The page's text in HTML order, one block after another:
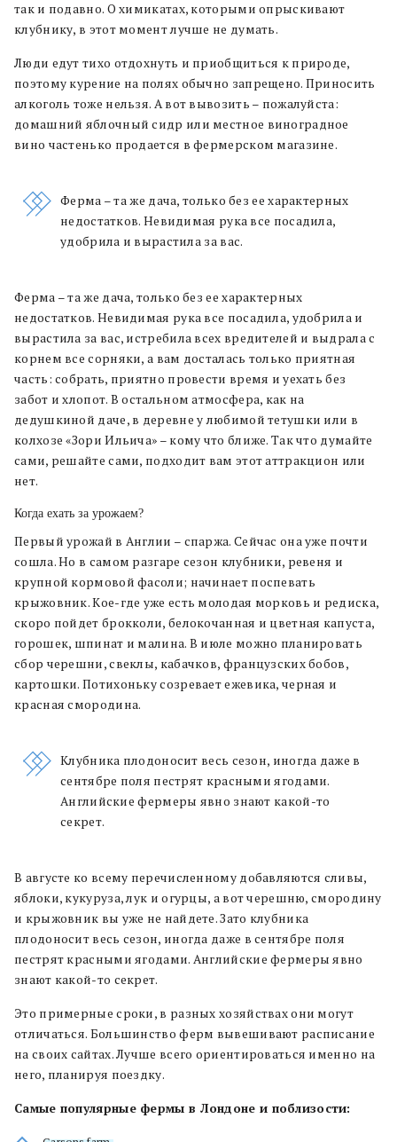
так и подавно. О химикатах, которыми опрыскивают
клубнику, в этот момент лучше не думать.
Люди едут тихо отдохнуть и приобщиться к природе,
поэтому курение на полях обычно запрещено. Приносить
алкоголь тоже нельзя. А вот вывозить – пожалуйста:
домашний яблочный сидр или местное виноградное
вино частенько продается в фермерском магазине.
Ферма – та же дача, только без ее характерных
недостатков. Невидимая рука все посадила,
удобрила и вырастила за вас.
Ферма – та же дача, только без ее характерных
недостатков. Невидимая рука все посадила, удобрила и
вырастила за вас, истребила всех вредителей и выдрала с
корнем все сорняки, а вам досталась только приятная
часть: собрать, приятно провести время и уехать без
забот и хлопот. В остальном атмосфера, как на
дедушкиной даче, в деревне у любимой тетушки или в
колхозе «Зори Ильича» – кому что ближе. Так что думайте
сами, решайте сами, подходит вам этот аттракцион или
нет.
Когда ехать за урожаем?
Первый урожай в Англии – спаржа. Сейчас она уже почти
сошла. Но в самом разгаре сезон клубники, ревеня и
крупной кормовой фасоли; начинает поспевать
крыжовник. Кое-где уже есть молодая морковь и редиска,
скоро пойдет брокколи, белокочанная и цветная капуста,
горошек, шпинат и малина. В июле можно планировать
сбор черешни, свеклы, кабачков, французских бобов,
картошки. Потихоньку созревает ежевика, черная и
красная смородина.
Клубника плодоносит весь сезон, иногда даже в
сентябре поля пестрят красными ягодами.
Английские фермеры явно знают какой-то
секрет.
В августе ко всему перечисленному добавляются сливы,
яблоки, кукуруза, лук и огурцы, а вот черешню, смородину
и крыжовник вы уже не найдете. Зато клубника
плодоносит весь сезон, иногда даже в сентябре поля
пестрят красными ягодами. Английские фермеры явно
знают какой-то секрет.
Это примерные сроки, в разных хозяйствах они могут
отличаться. Большинство ферм вывешивают расписание
на своих сайтах. Лучше всего ориентироваться именно на
него, планируя поездку.
Самые популярные фермы в Лондоне и поблизости: